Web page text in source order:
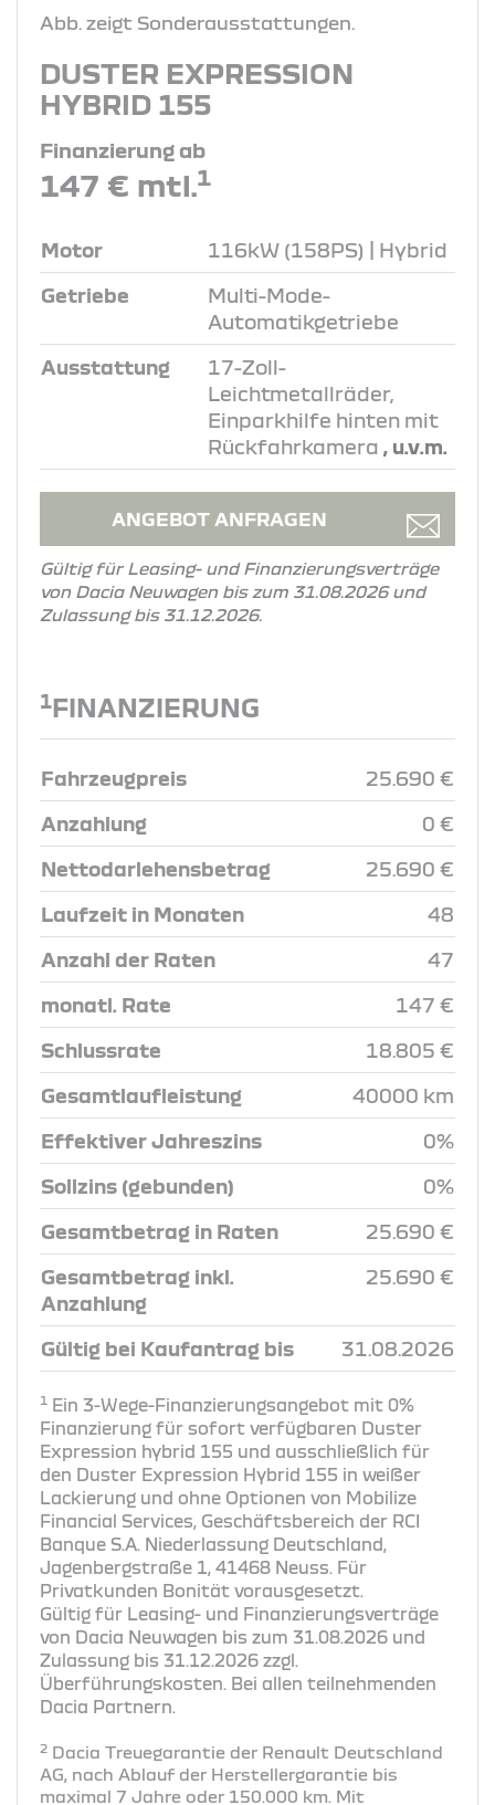
Abb. zeigt Sonderausstattungen.
DUSTER EXPRESSION
HYBRID 155
Finanzierung ab
147 € mtl.1
Motor 116kW (158PS) | Hybrid
Getriebe
Multi-Mode-
Automatikgetriebe
Ausstattung
17-Zoll-
Leichtmetallräder,
Einparkhilfe hinten mit
Rückfahrkamera , u.v.m.
ANGEBOT ANFRAGEN
Gültig für Leasing- und Finanzierungsverträge
von Dacia Neuwagen bis zum 31.08.2026 und
Zulassung bis 31.12.2026.
1FINANZIERUNG
Fahrzeugpreis 25.690 €
Anzahlung 0 €
Nettodarlehensbetrag 25.690 €
Laufzeit in Monaten 48
Anzahl der Raten 47
monatl. Rate 147 €
Schlussrate 18.805 €
Gesamtlaufleistung 40000 km
Effektiver Jahreszins 0%
Sollzins (gebunden) 0%
Gesamtbetrag in Raten 25.690 €
Gesamtbetrag inkl.
Anzahlung
25.690 €
Gültig bei Kaufantrag bis 31.08.2026
1 Ein 3-Wege-Finanzierungsangebot mit 0%
Finanzierung für sofort verfügbaren Duster
Expression hybrid 155 und ausschließlich für
den Duster Expression Hybrid 155 in weißer
Lackierung und ohne Optionen von Mobilize
Financial Services, Geschäftsbereich der RCI
Banque S.A. Niederlassung Deutschland,
Jagenbergstraße 1, 41468 Neuss. Für
Privatkunden Bonität vorausgesetzt.
Gültig für Leasing- und Finanzierungsverträge
von Dacia Neuwagen bis zum 31.08.2026 und
Zulassung bis 31.12.2026 zzgl.
Überführungskosten. Bei allen teilnehmenden
Dacia Partnern.
2 Dacia Treuegarantie der Renault Deutschland
AG, nach Ablauf der Herstellergarantie bis
maximal 7 Jahre oder 150.000 km. Mit